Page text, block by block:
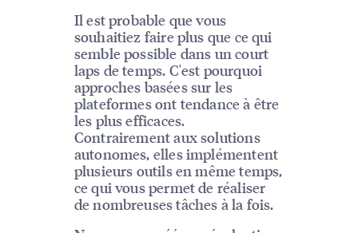
Il est probable que vous
souhaitiez faire plus que ce qui
semble possible dans un court
laps de temps. C'est pourquoi
approches basées sur les
plateformes ont tendance à être
les plus efficaces.
Contrairement aux solutions
autonomes, elles implémentent
plusieurs outils en même temps,
ce qui vous permet de réaliser
de nombreuses tâches à la fois.